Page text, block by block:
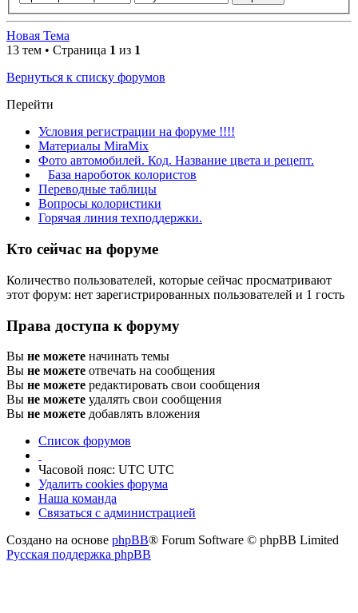
Новая Тема
13 тем • Страница 1 из 1
Вернуться к списку форумов
Перейти
Условия регистрации на форуме !!!!
Материалы MiraMix
Фото автомобилей. Код. Название цвета и рецепт.
База нароботок колористов
Переводные таблицы
Вопросы колористики
Горячая линия техподдержки.
Кто сейчас на форуме
Количество пользователей, которые сейчас просматривают
этот форум: нет зарегистрированных пользователей и 1 гость
Права доступа к форуму
Вы не можете начинать темы
Вы не можете отвечать на сообщения
Вы не можете редактировать свои сообщения
Вы не можете удалять свои сообщения
Вы не можете добавлять вложения
Список форумов
Часовой пояс: UTC UTC
Удалить cookies форума
Наша команда
Связаться с администрацией
Создано на основе phpBB® Forum Software © phpBB Limited
Русская поддержка phpBB